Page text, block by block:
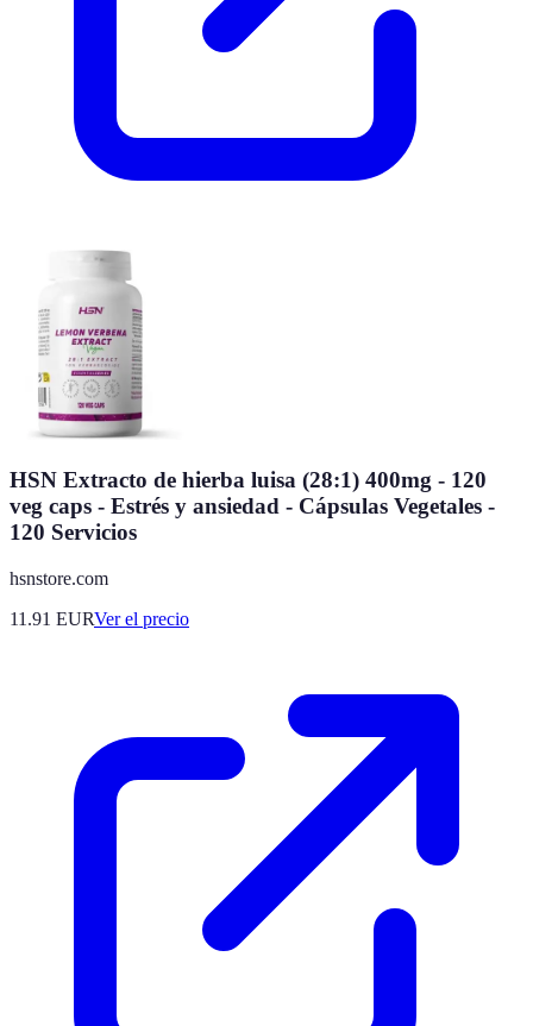
HSN Extracto de hierba luisa (28:1) 400mg - 120
veg caps - Estrés y ansiedad - Cápsulas Vegetales -
120 Servicios
hsnstore.com
11.91 EURVer el precio